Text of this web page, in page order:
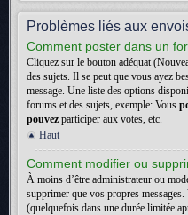
Problèmes liés aux
Comment poster dans un
Cliquez sur le bouton adéquat
des sujets. Il se peut que vous ayez
message. Une liste des options
forums et des sujets, exemple: Vous
pouvez participer aux votes, etc.
Haut
Comment modifier ou
À moins d’être administrateur ou
supprimer que vos propres
(quelquefois dans une durée limitée